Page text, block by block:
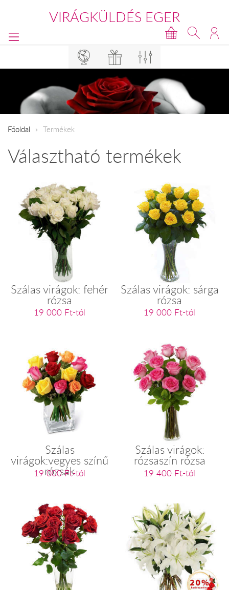
VIRÁGKÜLDÉS EGER
Főoldal Termékek
Választható termékek
Szálas virágok: fehér
rózsa
19 000 Ft-tól
Szálas virágok: sárga
rózsa
19 000 Ft-tól
Szálas
virágok:vegyes színű
rózsák
19 000 Ft-tól
Szálas virágok:
rózsaszín rózsa
19 400 Ft-tól